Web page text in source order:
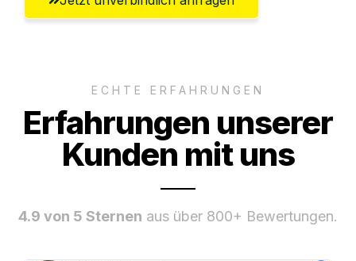
ECHTE ERFAHRUNGEN
Erfahrungen unserer
Kunden mit uns
4.9 von 5 Sternen aus über 800+ Bewertungen.